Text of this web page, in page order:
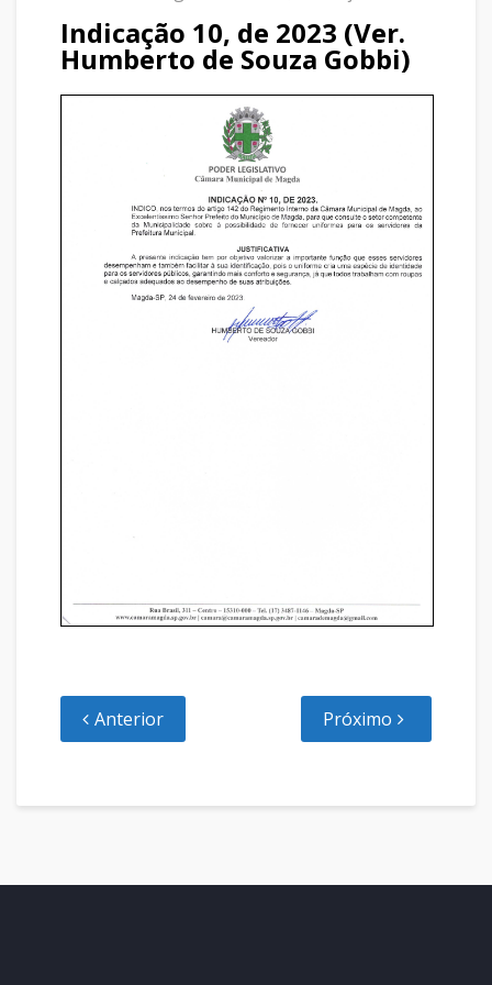
Indicação 10, de 2023 (Ver.
Humberto de Souza Gobbi)
Anterior Próximo